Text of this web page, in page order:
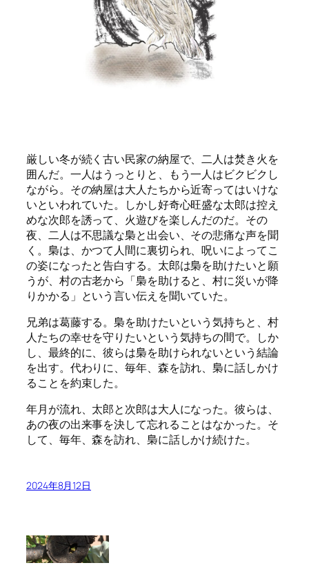
厳しい冬が続く古い民家の納屋で、二人は焚き火を
囲んだ。一人はうっとりと、もう一人はビクビクし
ながら。その納屋は大人たちから近寄ってはいけな
いといわれていた。しかし好奇心旺盛な太郎は控え
めな次郎を誘って、火遊びを楽しんだのだ。その
夜、二人は不思議な梟と出会い、その悲痛な声を聞
く。梟は、かつて人間に裏切られ、呪いによってこ
の姿になったと告白する。太郎は梟を助けたいと願
うが、村の古老から「梟を助けると、村に災いが降
りかかる」という言い伝えを聞いていた。
兄弟は葛藤する。梟を助けたいという気持ちと、村
人たちの幸せを守りたいという気持ちの間で。しか
し、最終的に、彼らは梟を助けられないという結論
を出す。代わりに、毎年、森を訪れ、梟に話しかけ
ることを約束した。
年月が流れ、太郎と次郎は大人になった。彼らは、
あの夜の出来事を決して忘れることはなかった。そ
して、毎年、森を訪れ、梟に話しかけ続けた。
2024年8月12日